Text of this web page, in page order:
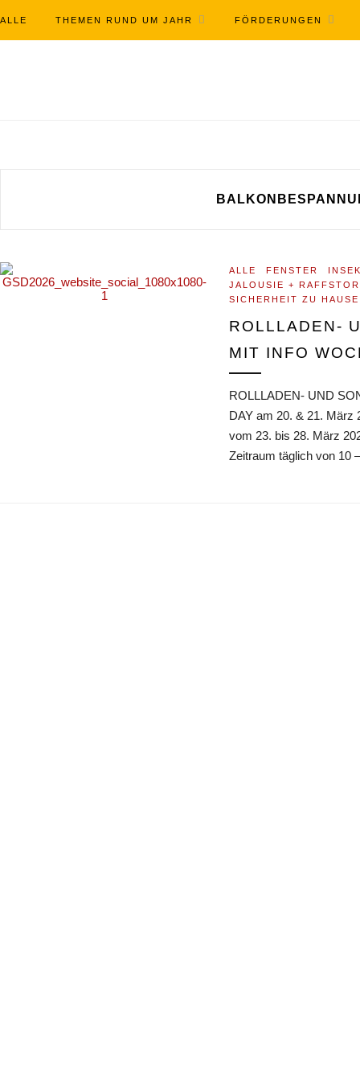
ALLE THEMEN RUND UM JAHR FÖRDERUNGEN
ALLE FENSTER
JALOUSIE +
SICHERHEIT ZU HAUSE
ROLLLADEN-
MIT INFO
ROLLLADEN- UND
DAY am 20. & 21. März
vom 23. bis 28. März
Zeitraum täglich von 10